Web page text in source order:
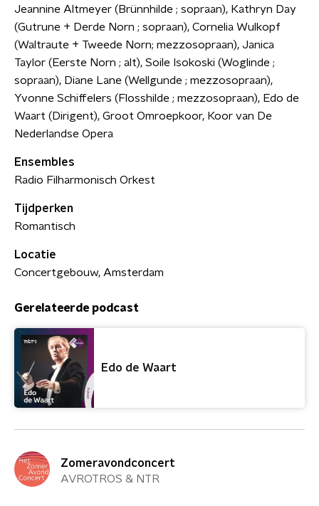
Jeannine Altmeyer (Brünnhilde ; sopraan), Kathryn Day
(Gutrune + Derde Norn ; sopraan), Cornelia Wulkopf
(Waltraute + Tweede Norn; mezzosopraan), Janica
Taylor (Eerste Norn ; alt), Soile Isokoski (Woglinde ;
sopraan), Diane Lane (Wellgunde ; mezzosopraan),
Yvonne Schiffelers (Flosshilde ; mezzosopraan), Edo de
Waart (Dirigent), Groot Omroepkoor, Koor van De
Nederlandse Opera
Ensembles
Radio Filharmonisch Orkest
Tijdperken
Romantisch
Locatie
Concertgebouw, Amsterdam
Gerelateerde podcast
Edo de Waart
Zomeravondconcert
AVROTROS & NTR